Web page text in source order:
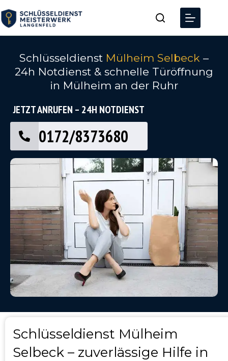
Schlüsseldienst Mülheim Selbeck –
24h Notdienst & schnelle Türöffnung
in Mülheim an der Ruhr
JETZT ANRUFEN – 24H NOTDIENST
0172/8373680
Schlüsseldienst Mülheim
Selbeck – zuverlässige Hilfe in